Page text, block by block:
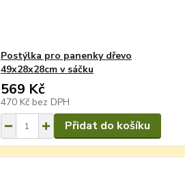
Postýlka pro panenky dřevo
49x28x28cm v sáčku
569 Kč
470 Kč bez DPH
Přidat do košíku